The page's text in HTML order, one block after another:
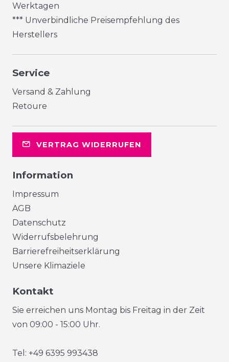
Werktagen
*** Unverbindliche Preisempfehlung des
Herstellers
Service
Versand & Zahlung
Retoure
VERTRAG WIDERRUFEN
Information
Impressum
AGB
Datenschutz
Widerrufsbelehrung
Barrierefreiheitserklärung
Unsere Klimaziele
Kontakt
Sie erreichen uns Montag bis Freitag in der Zeit
von 09:00 - 15:00 Uhr.
Tel: +49 6395 993438